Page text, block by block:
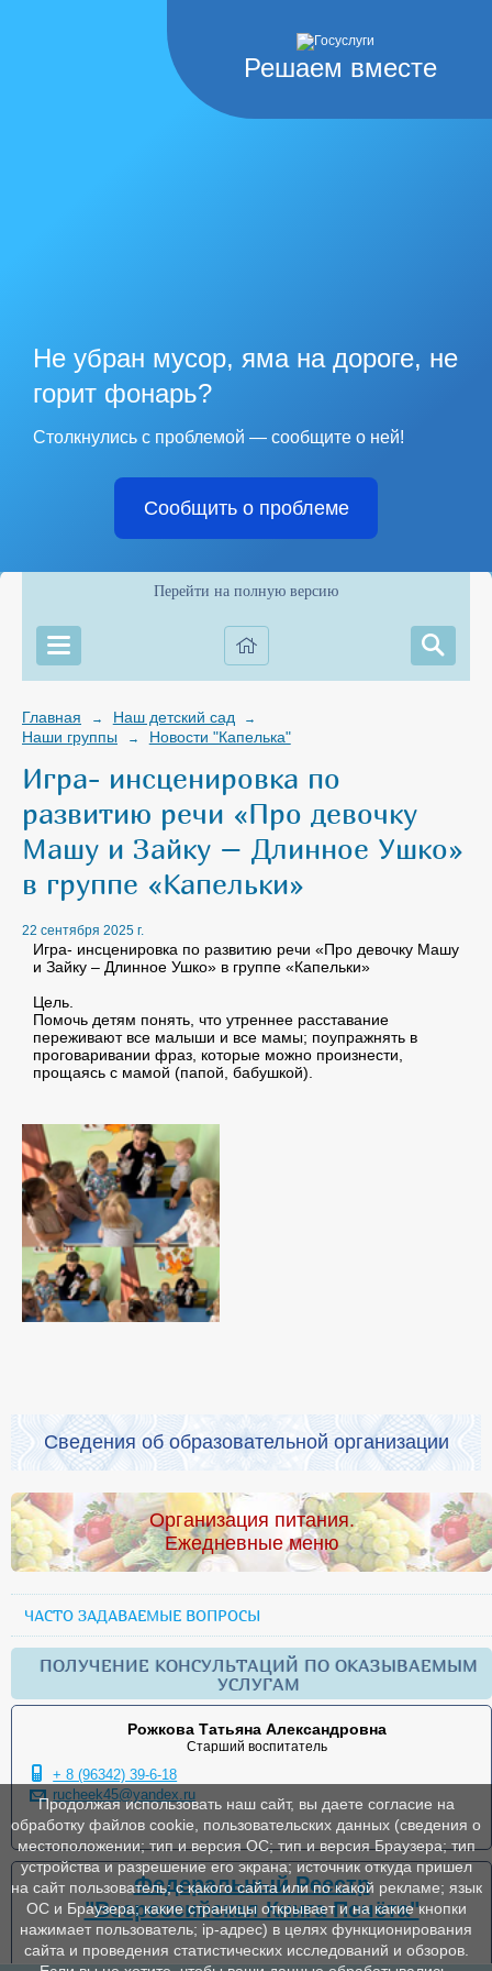
Решаем вместе
Не убран мусор, яма на дороге, не
горит фонарь?
Столкнулись с проблемой — сообщите о ней!
Сообщить о проблеме
Перейти на полную версию
Главная → Наш детский сад →
Наши группы → Новости "Капелька"
Игра- инсценировка по
развитию речи «Про девочку
Машу и Зайку – Длинное Ушко»
в группе «Капельки»
22 сентября 2025 г.
Игра- инсценировка по развитию речи «Про девочку Машу
и Зайку – Длинное Ушко» в группе «Капельки»
Цель.
Помочь детям понять, что утреннее расставание
переживают все малыши и все мамы; поупражнять в
проговаривании фраз, которые можно произнести,
прощаясь с мамой (папой, бабушкой).
Сведения об образовательной организации
Организация питания.
Ежедневные меню
ЧАСТО ЗАДАВАЕМЫЕ ВОПРОСЫ
ПОЛУЧЕНИЕ КОНСУЛЬТАЦИЙ ПО ОКАЗЫВАЕМЫМ
УСЛУГАМ
Рожкова Татьяна Александровна
Старший воспитатель
+ 8 (96342) 39-6-18
rucheek45@yandex.ru
Федеральный Реестр
"Всероссийская Книга Почёта"
Продолжая использовать наш сайт, вы даете согласие на
обработку файлов cookie, пользовательских данных (сведения о
местоположении; тип и версия ОС; тип и версия Браузера; тип
устройства и разрешение его экрана; источник откуда пришел
на сайт пользователь; с какого сайта или по какой рекламе; язык
ОС и Браузера; какие страницы открывает и на какие кнопки
нажимает пользователь; ip-адрес) в целях функционирования
сайта и проведения статистических исследований и обзоров.